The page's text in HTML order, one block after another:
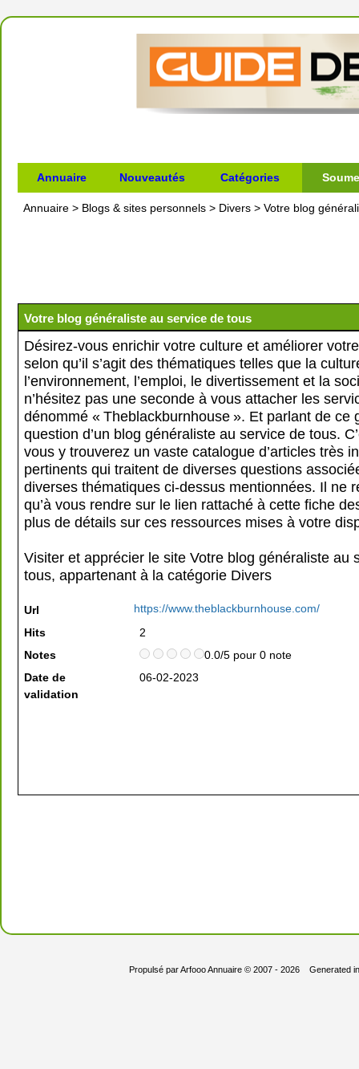
Annuaire Nouveautés Catégories
Annuaire > Blogs & sites personnels > Divers > Votre blog
Votre blog généraliste au service de tous
Désirez-vous enrichir votre culture et améliorer
selon qu’il s’agit des thématiques telles que la
l’environnement, l’emploi, le divertissement et la
n’hésitez pas une seconde à vous attacher les
dénommé « Theblackburnhouse ». Et parlant de ce
question d’un blog généraliste au service de tous.
vous y trouverez un vaste catalogue d’articles très
pertinents qui traitent de diverses questions
diverses thématiques ci-dessus mentionnées. Il ne
qu’à vous rendre sur le lien rattaché à cette fiche
plus de détails sur ces ressources mises à votre
Visiter et apprécier le site Votre blog généraliste au
tous, appartenant à la catégorie Divers
Url
https://www.theblackburnhouse.com/
Hits
2
Notes
0.0/5 pour 0 note
Date de
validation
06-02-2023
Propulsé parArfooo Annuaire© 2007 - 2026 Generated